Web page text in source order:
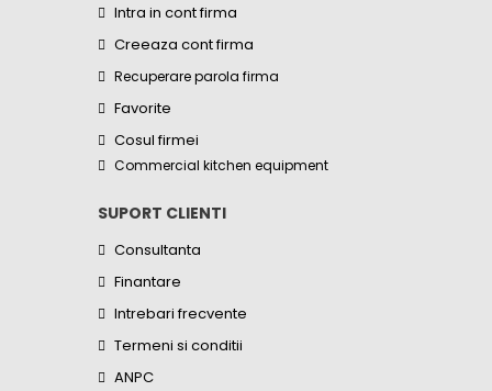
Intra in cont firma
Creeaza cont firma
Recuperare parola firma
Favorite
Cosul firmei
Commercial kitchen equipment
SUPORT CLIENTI
Consultanta
Finantare
Intrebari frecvente
Termeni si conditii
ANPC